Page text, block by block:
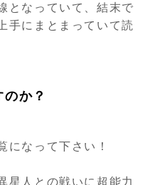
となっていて、結末で
手にまとまっていて読
か？
になって下さい！
星人との戦いに超能力